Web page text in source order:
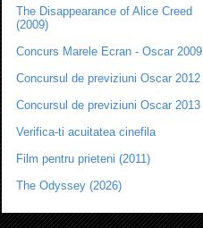
The Disappearance of Alice Creed
(2009)
Concurs Marele Ecran - Oscar 2009
Concursul de previziuni Oscar 2012
Concursul de previziuni Oscar 2013
Verifica-ti acuitatea cinefila
Film pentru prieteni (2011)
The Odyssey (2026)